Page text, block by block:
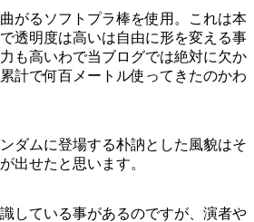
がるソフトプラ棒を使用。これは本
透明度は高いは自由に形を変える事
も高いわで当ブログでは絶対に欠か
計で何百メートル使ってきたのかわ
ダムに登場する朴訥とした風貌はそ
出せたと思います。
している事があるのですが、演者や